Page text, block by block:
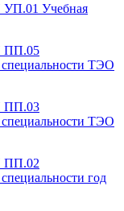
Учебная
ПП.05
ТЭО
ПП.03
ТЭО
ПП.02
год